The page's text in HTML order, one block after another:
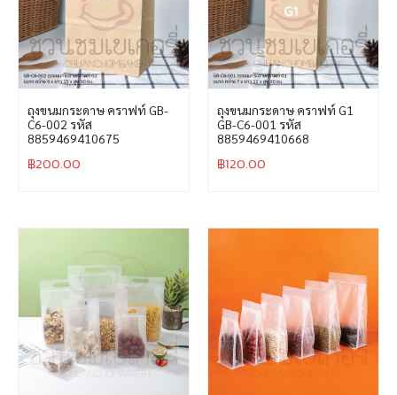
ถุงขนมกระดาษ คราฟท์ GB-
C6-002 รหัส
8859469410675
฿200.00
ถุงขนมกระดาษ คราฟท์ G1
GB-C6-001 รหัส
8859469410668
฿120.00